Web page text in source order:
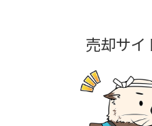
売却サイ